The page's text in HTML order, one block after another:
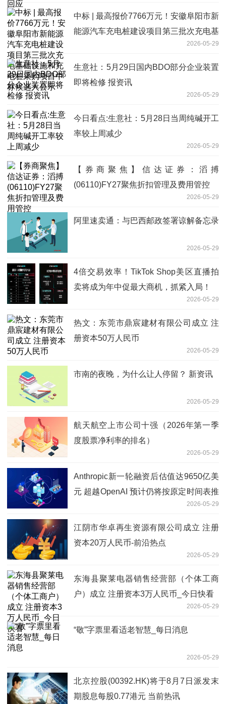
中标 | 最高报价7766万元！安徽阜阳市新
能源汽车充电桩建设项目第三批次充电基
础设施和充电桩采购项目中标候选人公示
2026-05-29
生意社：5月29日国内BDO部分企业装置
即将检修 报资讯
2026-05-29
今日看点:生意社：5月28日当周纯碱开工
率较上周减少
2026-05-29
【券商聚焦】信达证券：滔搏
(06110)FY27聚焦折扣管理及费用管控
2026-05-29
阿里速卖通：与巴西邮政签署谅解备忘录
2026-05-29
4倍交易效率！TikTok Shop美区直播拍
卖将成为年中促最大商机，抓紧入局！
2026-05-29
热文：东莞市鼎宸建材有限公司成立 注
册资本50万人民币
2026-05-29
市南的夜晚，为什么让人停留？ 新资讯
2026-05-29
航天航空上市公司十强（2026年第一季
度股票净利率的排名）
2026-05-29
Anthropic新一轮融资后估值达9650亿美
元 超越OpenAI 预计仍将按原定时间表推
2026-05-29
江阴市华卓再生资源有限公司成立 注册
资本20万人民币-前沿热点
2026-05-29
东海县聚莱电器销售经营部（个体工商
户）成立 注册资本3万人民币_今日快看
2026-05-29
“敬”字票里看适老智慧_每日消息
2026-05-29
北京控股(00392.HK)将于8月7日派发末
期股息每股0.77港元 当前热讯